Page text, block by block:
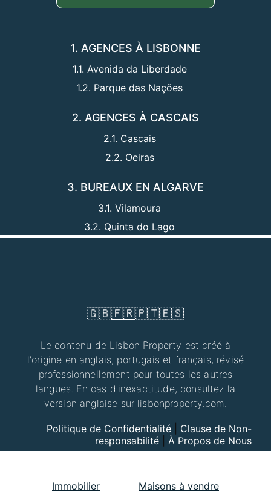
1. AGENCES À LISBONNE
1.1. Avenida da Liberdade
1.2. Parque das Nações
2. AGENCES À CASCAIS
2.1. Cascais
2.2. Oeiras
3. BUREAUX EN ALGARVE
3.1. Vilamoura
3.2. Quinta do Lago
🇬🇧🇫🇷🇵🇹🇪🇸
Le contenu de Lisbon Property est créé à
l'origine en anglais, portugais et français, révisé
professionnellement pour toutes les autres
langues. En cas d'inexactitude, consultez la
version anglaise sur lisbonproperty.com.
Politique de Confidentialité
Clause de Non-
responsabilité
À Propos de Nous
Immobilier Maisons à vendre